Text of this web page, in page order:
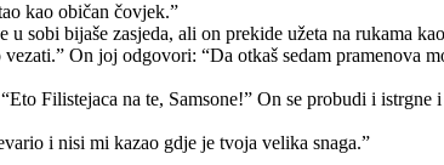
kao običan čovjek.”
sobi bijaše zasjeda, ali on prekide užeta na rukama
On joj odgovori: “Da otkaš sedam pramenova
Filistejaca na te, Samsone!” On se probudi i
i nisi mi kazao gdje je tvoja velika snaga.”